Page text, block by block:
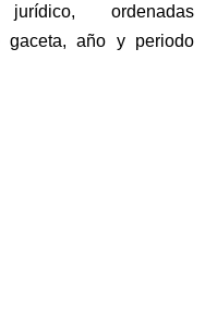
ordenadas
gaceta, año y periodo